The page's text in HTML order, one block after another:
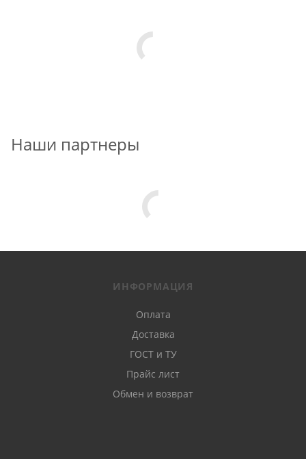
Наши партнеры
ИНФОРМАЦИЯ
Оплата
Доставка
ГОСТ и ТУ
Прайс лист
Обмен и возврат